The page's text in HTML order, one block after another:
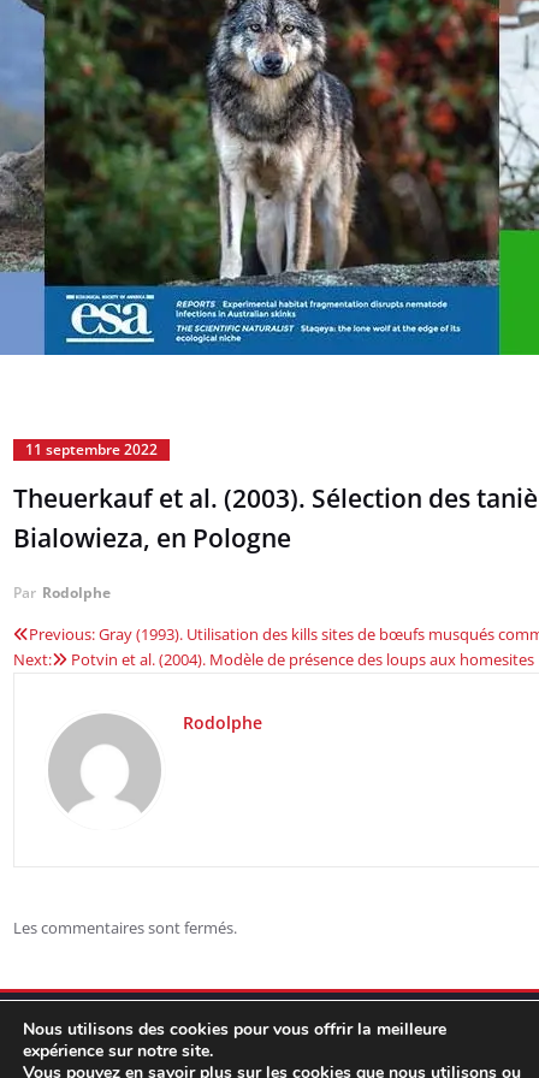
11 septembre 2022
Theuerkauf et al. (2003). Sélection des
Bialowieza, en Pologne
Par Rodolphe
Navigation
l’article
Previous:Gray (1993). Utilisation des kills sites de bœufs musqués
Next:
Potvin et al. (2004). Modèle de présence des loups aux homesites
Rodolphe
Les commentaires sont fermés.
Nous utilisons des cookies pour vous offrir la meilleure
expérience sur notre site.
Vous pouvez en savoir plus sur les cookies que nous utilisons ou